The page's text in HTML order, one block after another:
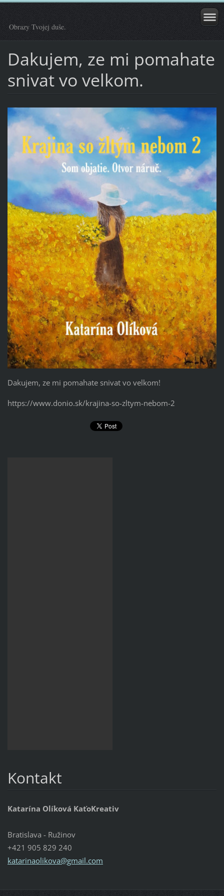
Obrazy Tvojej duše.
Dakujem, ze mi pomahate
snivat vo velkom.
Dakujem, ze mi pomahate snivat vo velkom!
https://www.donio.sk/krajina-so-zltym-nebom-2
Kontakt
Katarína Olíková KaťoKreativ
Bratislava - Ružinov
+421 905 829 240
katarinaolikova@gmail.com